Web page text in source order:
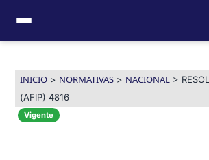
contenido
INICIO> NORMATIVAS> NACIONAL>
(AFIP) 4816
Vigente